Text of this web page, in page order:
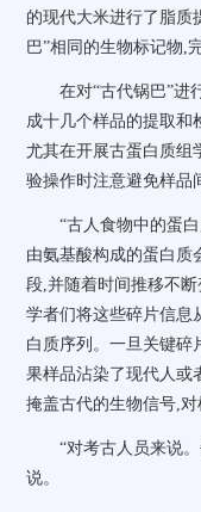
的现代大米进行了脂质
巴”相同的生物标记物,
在对“古代锅巴”进
成十几个样品的提取和
尤其在开展古蛋白质组
验操作时注意避免样品
“古人食物中的蛋
由氨基酸构成的蛋白质
段,并随着时间推移不
学者们将这些碎片信息
白质序列。一旦关键碎
果样品沾染了现代人或
掩盖古代的生物信号,对
“对考古人员来说
说。